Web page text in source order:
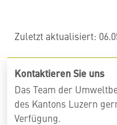
Zuletzt aktualisiert:
Kontaktieren Sie uns
Das Team der
des Kantons Luzern
Verfügung.